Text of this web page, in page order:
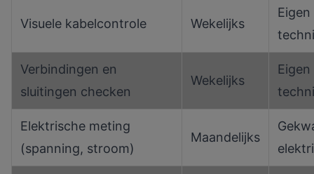
Visuele kabelcontrole Wekelijks
Eigen
Verbindingen en
sluitingen checken
Wekelijks
Eigen
Elektrische meting
(spanning, stroom)
Maandelijks